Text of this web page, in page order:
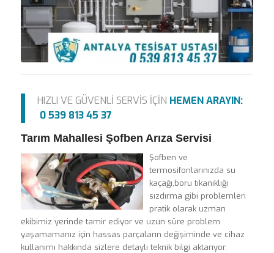
HIZLI VE GÜVENLİ SERVİS İÇİN HEMEN ARAYIN:
0 539 813 45 37
Tarım Mahallesi Şofben Arıza Servisi
Şofben ve
termosifonlarınızda su
kaçağı,boru tıkanıklığı
sızdırma gibi problemleri
pratik olarak uzman
ekibimiz yerinde tamir ediyor ve uzun süre problem
yaşamamanız için hassas parçaların değişiminde ve cihaz
kullanımı hakkında sizlere detaylı teknik bilgi aktarıyor.